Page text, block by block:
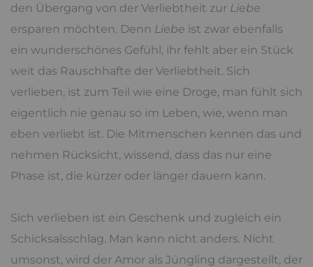
den Übergang von der Verliebtheit zur Liebe
ersparen möchten. Denn Liebe ist zwar ebenfalls
ein wunderschönes Gefühl, ihr fehlt aber ein Stück
weit das Rauschhafte der Verliebtheit. Sich
verlieben, ist zum Teil wie eine Droge, man fühlt sich
eigentlich nie genau so im Leben, wie, wenn man
eben verliebt ist. Die Mitmenschen kennen das und
nehmen Rücksicht, wissend, dass das nur eine
Phase ist, die kürzer oder länger dauern kann.
Sich verlieben ist ein Geschenk und zugleich ein
Schicksalsschlag. Man kann nicht anders. Nicht
umsonst, wird der Amor als Jüngling dargestellt, der